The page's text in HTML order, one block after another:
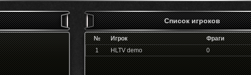
Список игроков
№ Игрок Фраги
1
HLTV demo 0